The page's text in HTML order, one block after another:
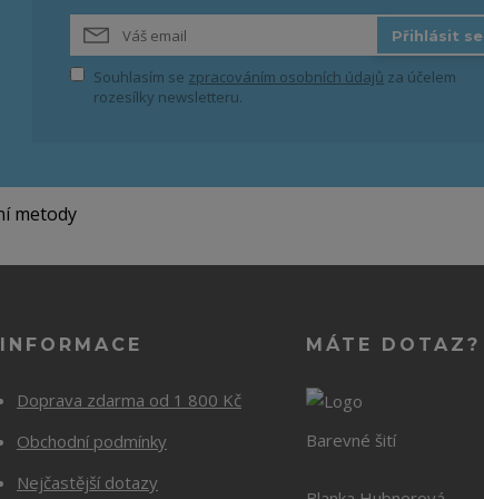
Přihlásit se
Souhlasím se zpracováním osobních údajů za účelem
rozesílky newsletteru.
INFORMACE
Doprava zdarma od 1 800 Kč
Obchodní podmínky
Nejčastější dotazy
MÁTE DOTAZ?
Barevné šití